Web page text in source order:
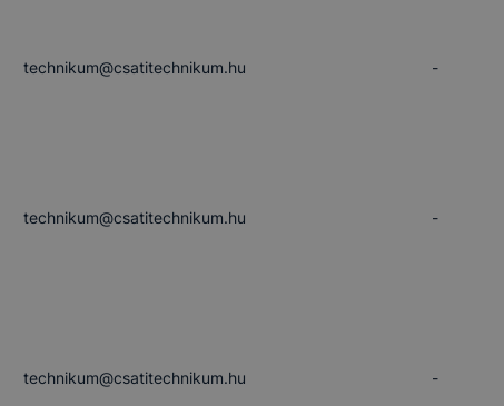
technikum​@csatitechnikum.hu -
technikum​@csatitechnikum.hu -
technikum​@csatitechnikum.hu -